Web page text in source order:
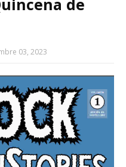
de
03, 2023